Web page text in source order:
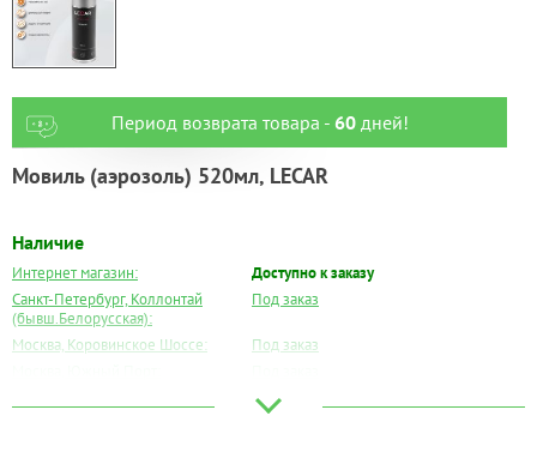
Период возврата товара - 60дней!
Мовиль (аэрозоль) 520мл, LECAR
Наличие
Интернет магазин:
Доступно к заказу
Санкт-Петербург, Коллонтай
(бывш.Белорусская):
Под заказ
Москва, Коровинское Шоссе:
Под заказ
Под заказ